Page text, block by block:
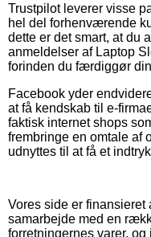
Trustpilot leverer visse
hel del forhenværende
dette er det smart, at du
anmeldelser af Laptop
forinden du færdiggør
Facebook yder
at få kendskab til e-
faktisk internet shops
frembringe en omtale af
udnyttes til at få et
Vores side er
samarbejde med en
forretningernes varer,